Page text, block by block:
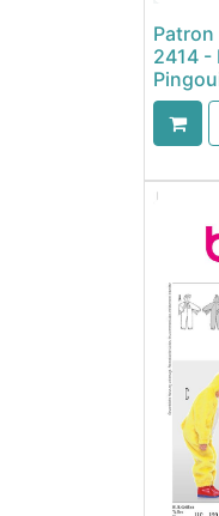
Patron
2414 -